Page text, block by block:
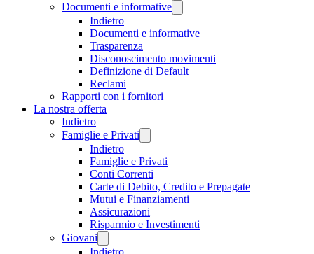
Documenti e informative
Indietro
Documenti e informative
Trasparenza
Disconoscimento movimenti
Definizione di Default
Reclami
Rapporti con i fornitori
La nostra offerta
Indietro
Famiglie e Privati
Indietro
Famiglie e Privati
Conti Correnti
Carte di Debito, Credito e Prepagate
Mutui e Finanziamenti
Assicurazioni
Risparmio e Investimenti
Giovani
Indietro